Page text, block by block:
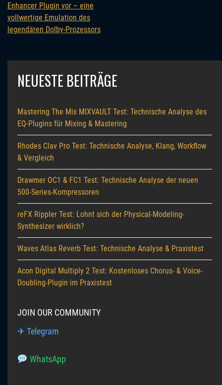
Enhancer Plugin vor – eine
vollwertige Emulation des
legendären Dolby-Prozessors
NEUESTE BEITRÄGE
Mastering The Mix MIXVAULT Test: Technische Analyse des
EQ-Plugins für Mixing & Mastering
Rhodes Clav Pro Test: Technische Analyse, Klang, Workflow
& Vergleich
Drawmer OC1 & FC1 Test: Technische Analyse der neuen
500-Series-Kompressoren
reFX Rippler Test: Lohnt sich der Physical-Modeling-
Synthesizer wirklich?
Waves Atlas Reverb Test: Technische Analyse & Praxistest
Acon Digital Multiply 2 Test: Kostenloses Chorus- & Voice-
Doubling-Plugin im Praxistest
JOIN OUR COMMUNITY
✈ Telegram
WhatsApp